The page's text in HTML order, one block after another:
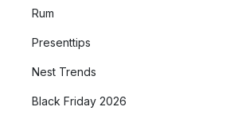
Rum
Presenttips
Nest Trends
Black Friday 2026